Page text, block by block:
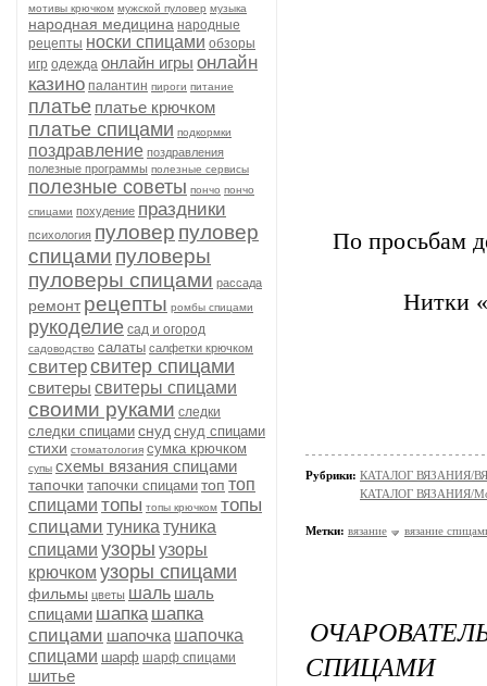
мотивы крючком мужской пуловер музыка
народная медицина народные
рецепты носки спицами обзоры
игр одежда онлайн игры онлайн
казино палантин пироги питание
платье платье крючком
платье спицами подкормки
поздравление поздравления
полезные программы полезные сервисы
полезные советы пончо пончо
спицами похудение праздники
психология пуловер пуловер
спицами пуловеры
пуловеры спицами рассада
ремонт рецепты ромбы спицами
рукоделие сад и огород
садоводство салаты салфетки крючком
свитерсвитер спицами
свитеры свитеры спицами
своими руками следки
следки спицами снуд снуд спицами
стихи стоматология сумка крючком
супы схемы вязания спицами
тапочки тапочки спицами топ топ
спицами топы топы крючком топы
спицами туника туника
спицами узоры узоры
крючком узоры спицами
фильмы цветы шаль шаль
спицами шапка шапка
спицами шапочка шапочка
спицами шарф шарф спицами
шитье
По просьбам
Нитки
Рубрики: КАТАЛОГ ВЯЗАНИЯ/
КАТАЛОГ ВЯЗАНИЯ/
Метки: вязание вязание
СПИЦАМИ